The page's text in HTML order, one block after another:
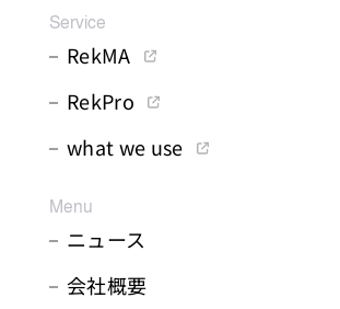
Service
RekMA
RekPro
what we use
Menu
ニュース
会社概要